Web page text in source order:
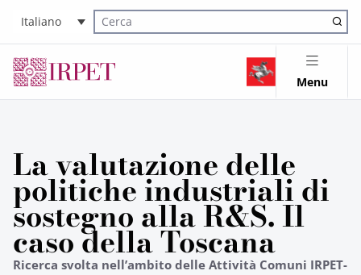
Italiano
Cerca nel sito
Menu
La valutazione delle
politiche industriali di
sostegno alla R&S. Il
caso della Toscana
Ricerca svolta nell’ambito delle Attività Comuni IRPET-